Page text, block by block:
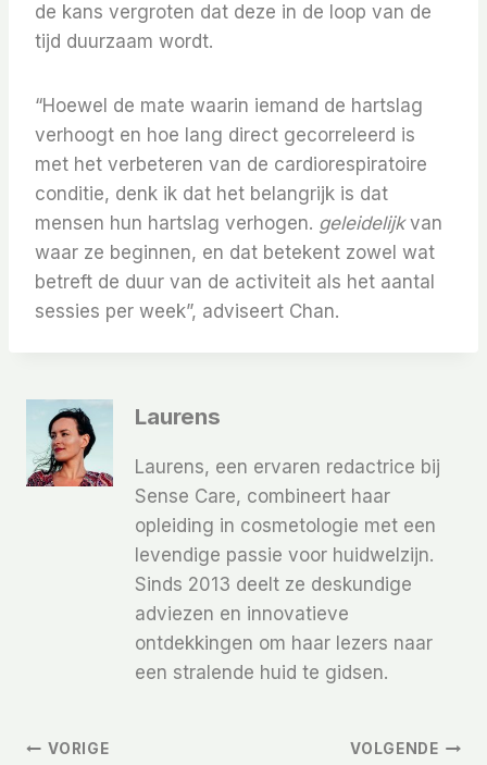
de kans vergroten dat deze in de loop van de
tijd duurzaam wordt.
“Hoewel de mate waarin iemand de hartslag
verhoogt en hoe lang direct gecorreleerd is
met het verbeteren van de cardiorespiratoire
conditie, denk ik dat het belangrijk is dat
mensen hun hartslag verhogen. geleidelijkvan
waar ze beginnen, en dat betekent zowel wat
betreft de duur van de activiteit als het aantal
sessies per week”, adviseert Chan.
Laurens
Laurens, een ervaren redactrice bij
Sense Care, combineert haar
opleiding in cosmetologie met een
levendige passie voor huidwelzijn.
Sinds 2013 deelt ze deskundige
adviezen en innovatieve
ontdekkingen om haar lezers naar
een stralende huid te gidsen.
VORIGE VOLGENDE